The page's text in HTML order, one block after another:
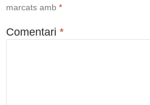
marcats amb *
Comentari *